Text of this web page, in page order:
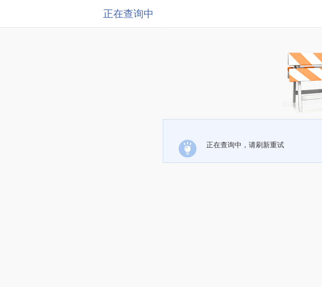
正在查询中
正在查询中，请刷新重试